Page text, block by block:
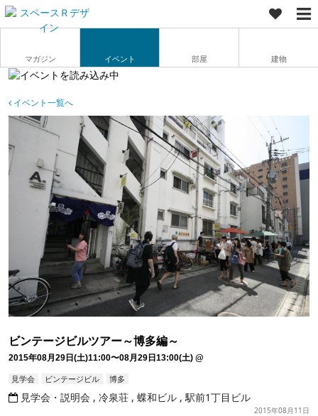
マガジン イベント 部屋 建物
イベント一覧へ
ビンテージビルツアー～博多編～
2015年08月29日(土)11:00〜08月29日13:00(土) @
見学会 ビンテージビル 博多
見学会・説明会 冷泉荘 蝶和ビル 駅前1丁目ビル
2015年08月11日